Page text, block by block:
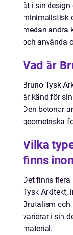
åt i sin design
minimalistisk
medan andra
och använda
Vad är
Bruno Tysk
är känd för
Den betonar
geometriska
Vilka
finns
Det finns flera
Tysk Arkitekt,
Brutalism och
varierar i sin
material.